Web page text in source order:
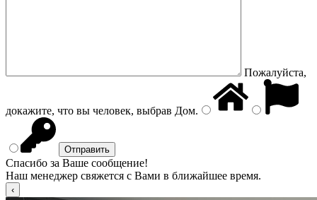
Пожалуйста,
докажите, что вы человек, выбрав Дом.
Спасибо за Ваше сообщение!
Наш менеджер свяжется с Вами в ближайшее время.